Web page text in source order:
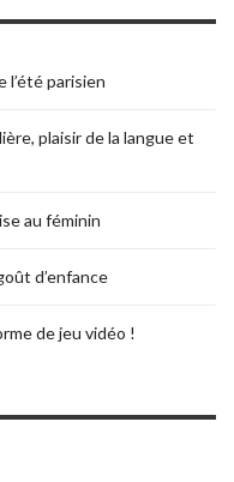
l’été parisien
plaisir de la langue et
au féminin
d’enfance
de jeu vidéo !